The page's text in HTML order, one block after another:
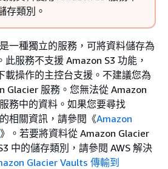
存類別。
一種獨立的服務，可將資料儲存為
服務不支援 Amazon S3 功能，
載操作的主控台支援。不建議您為
Glacier 服務。您無法從 Amazon
務中的資料。如果您要尋找
相關資訊，請參閱《Amazon
》。若要將資料從 Amazon Glacier
中的儲存類別，請參閱 AWS 解決
Glacier Vaults 傳輸到